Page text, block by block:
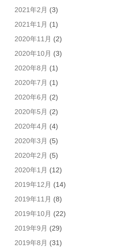
2021年2月 (3)
2021年1月 (1)
2020年11月 (2)
2020年10月 (3)
2020年8月 (1)
2020年7月 (1)
2020年6月 (2)
2020年5月 (2)
2020年4月 (4)
2020年3月 (5)
2020年2月 (5)
2020年1月 (12)
2019年12月 (14)
2019年11月 (8)
2019年10月 (22)
2019年9月 (29)
2019年8月 (31)